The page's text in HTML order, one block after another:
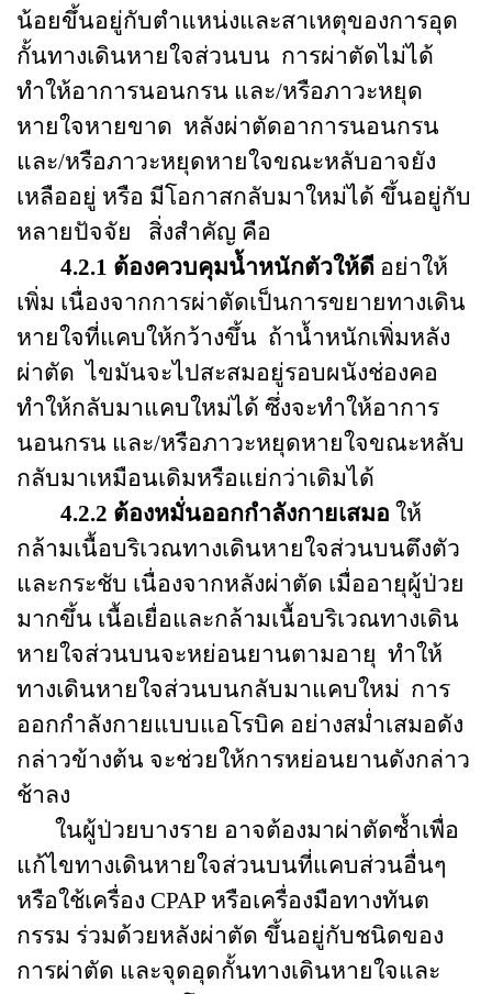
น้อยขึ้นอยู่กับตำแหน่งและสาเหตุของการอุด
กั้นทางเดินหายใจส่วนบน การผ่าตัดไม่ได้
ทำให้อาการนอนกรน และ/หรือภาวะหยุด
หายใจหายขาด หลังผ่าตัดอาการนอนกรน
และ/หรือภาวะหยุดหายใจขณะหลับอาจยัง
เหลืออยู่ หรือ มีโอกาสกลับมาใหม่ได้ ขึ้นอยู่กับ
หลายปัจจัย สิ่งสำคัญ คือ
4.2.1 ต้องควบคุมน้ำหนักตัวให้ดี อย่าให้
เพิ่ม เนื่องจากการผ่าตัดเป็นการขยายทางเดิน
หายใจที่แคบให้กว้างขึ้น ถ้าน้ำหนักเพิ่มหลัง
ผ่าตัด ไขมันจะไปสะสมอยู่รอบผนังช่องคอ
ทำให้กลับมาแคบใหม่ได้ ซึ่งจะทำให้อาการ
นอนกรน และ/หรือภาวะหยุดหายใจขณะหลับ
กลับมาเหมือนเดิมหรือแย่กว่าเดิมได้
4.2.2 ต้องหมั่นออกกำลังกายเสมอ ให้
กล้ามเนื้อบริเวณทางเดินหายใจส่วนบนตึงตัว
และกระชับ เนื่องจากหลังผ่าตัด เมื่ออายุผู้ป่วย
มากขึ้น เนื้อเยื่อและกล้ามเนื้อบริเวณทางเดิน
หายใจส่วนบนจะหย่อนยานตามอายุ ทำให้
ทางเดินหายใจส่วนบนกลับมาแคบใหม่ การ
ออกกำลังกายแบบแอโรบิค อย่างสม่ำเสมอดัง
กล่าวข้างต้น จะช่วยให้การหย่อนยานดังกล่าว
ช้าลง
ในผู้ป่วยบางราย อาจต้องมาผ่าตัดซ้ำเพื่อ
แก้ไขทางเดินหายใจส่วนบนที่แคบส่วนอื่นๆ
หรือใช้เครื่อง CPAP หรือเครื่องมือทางทันต
กรรม ร่วมด้วยหลังผ่าตัด ขึ้นอยู่กับชนิดของ
การผ่าตัด และจุดอุดกั้นทางเดินหายใจและ